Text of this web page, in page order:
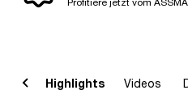
Highlights Videos